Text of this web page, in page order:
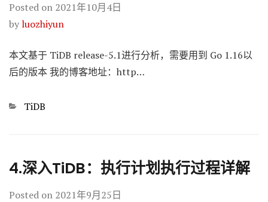
Posted on 2021年10月4日
byluozhiyun
本文基于 TiDB release-5.1进行分析，需要用到 Go 1.16以
后的版本 我的博客地址：http…
Categories
TiDB
4.深入TiDB：执行计划执行过程详解
Posted on 2021年9月25日